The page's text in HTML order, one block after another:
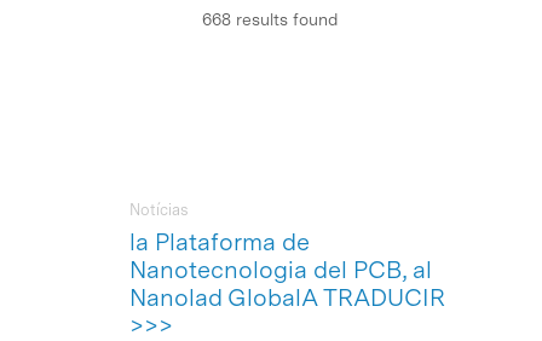
668 results found
la Plataforma de
Nanotecnologia del PCB, al
Nanolad GlobalA TRADUCIR
>>>
Notícias